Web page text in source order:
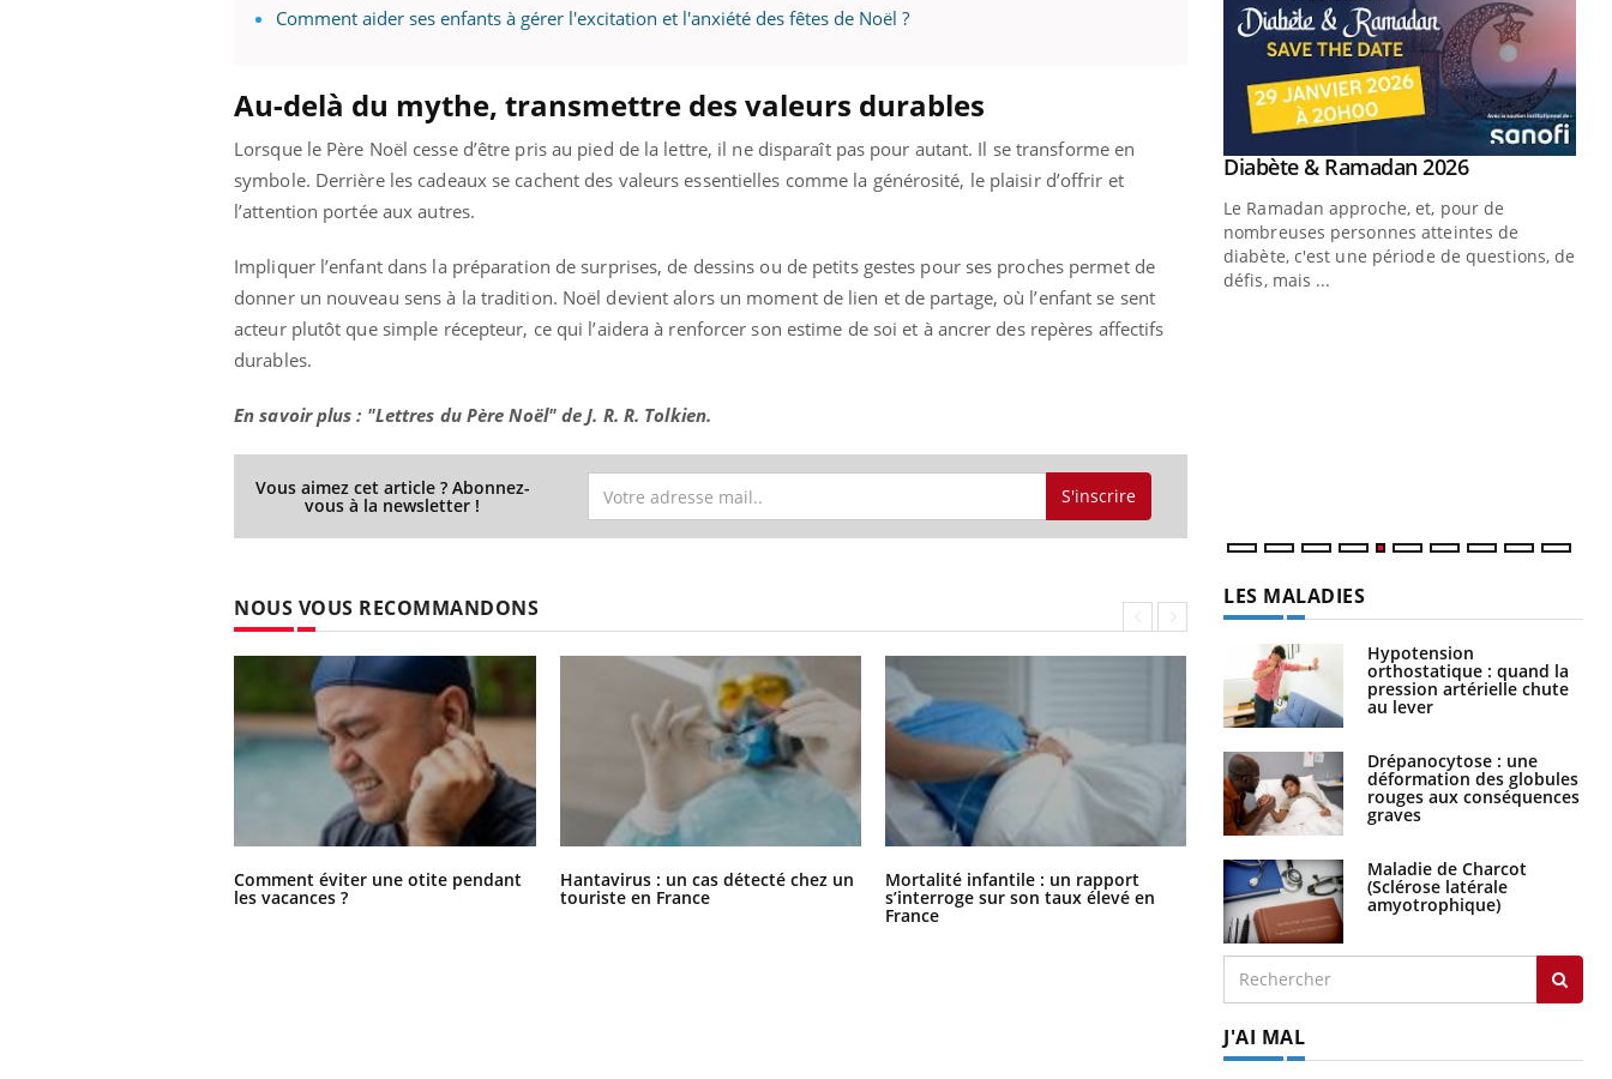
Comment aider ses enfants à gérer l'excitation et l'anxiété des fêtes de Noël ?
Au-delà du mythe, transmettre des valeurs durables
Lorsque le Père Noël cesse d’être pris au pied de la lettre, il ne disparaît pas pour autant. Il se transforme en
symbole. Derrière les cadeaux se cachent des valeurs essentielles comme la générosité, le plaisir d’offrir et
l’attention portée aux autres.
Impliquer l’enfant dans la préparation de surprises, de dessins ou de petits gestes pour ses proches permet de
donner un nouveau sens à la tradition. Noël devient alors un moment de lien et de partage, où l’enfant se sent
acteur plutôt que simple récepteur, ce qui l’aidera à renforcer son estime de soi et à ancrer des repères affectifs
durables.
En savoir plus : "Lettres du Père Noël" de J. R. R. Tolkien.
Vous aimez cet article ? Abonnez-
vous à la newsletter ! S'inscrire
NOUS VOUS RECOMMANDONS
Comment éviter une otite pendant
les vacances ?
Hantavirus : un cas détecté chez un
touriste en France
Mortalité infantile : un rapport
s’interroge sur son taux élevé en
France
Grossesse à risque : ce jus naturel
attire l'attention des chercheurs
Insuline & Charge mentale : et si on
osait en parler??Youtube
reste entourée d'idées reçues chez les
patients comme parfois chez les soignants.
Youtube
Eczéma Chronique des Mains : se
préparer pour l’été !Youtube
rythme de vie ! Vacances, plage, piscine,
soleil, activités en plein air… Nos mains
sont ...
Youtube
Diabète & Ramadan 2026Youtube
Le Ramadan approche, et, pour de
nombreuses personnes atteintes de
diabète, c'est une période de questions, de
défis, mais ...
LES MALADIES
Hypotension
orthostatique : quand la
pression artérielle chute
au lever
Drépanocytose : une
déformation des globules
rouges aux conséquences
graves
Maladie de Charcot
(Sclérose latérale
amyotrophique)
J'AI MAL